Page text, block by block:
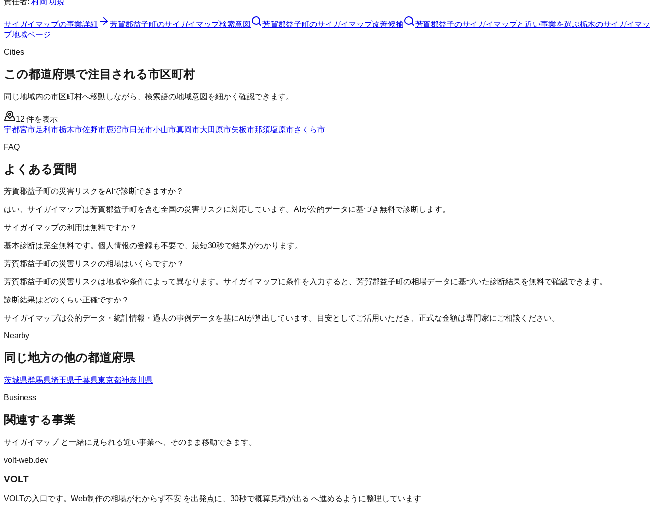
サイガイマップの事業詳細 芳賀郡益子町のサイガイマップ検索意図 芳賀郡益子町のサイガイマップ改善候補 芳賀郡益子のサイガイマップと近い事業を選ぶ栃木のサイガイマッ
プ地域ページ
Cities
この都道府県で注目される市区町村
同じ地域内の市区町村へ移動しながら、検索語の地域意図を細かく確認できます。
12 件を表示
宇都宮市足利市栃木市佐野市鹿沼市日光市小山市真岡市大田原市矢板市那須塩原市さくら市
FAQ
よくある質問
芳賀郡益子町の災害リスクをAIで診断できますか？
はい、サイガイマップは芳賀郡益子町を含む全国の災害リスクに対応しています。AIが公的データに基づき無料で診断します。
サイガイマップの利用は無料ですか？
基本診断は完全無料です。個人情報の登録も不要で、最短30秒で結果がわかります。
芳賀郡益子町の災害リスクの相場はいくらですか？
芳賀郡益子町の災害リスクは地域や条件によって異なります。サイガイマップに条件を入力すると、芳賀郡益子町の相場データに基づいた診断結果を無料で確認できます。
診断結果はどのくらい正確ですか？
サイガイマップは公的データ・統計情報・過去の事例データを基にAIが算出しています。目安としてご活用いただき、正式な金額は専門家にご相談ください。
Nearby
同じ地方の他の都道府県
茨城県群馬県埼玉県千葉県東京都神奈川県
Business
関連する事業
サイガイマップと一緒に見られる近い事業へ、そのまま移動できます。
volt-web.dev
VOLT
VOLTの入口です。Web制作の相場がわからず不安 を出発点に、30秒で概算見積が出る へ進めるように整理しています